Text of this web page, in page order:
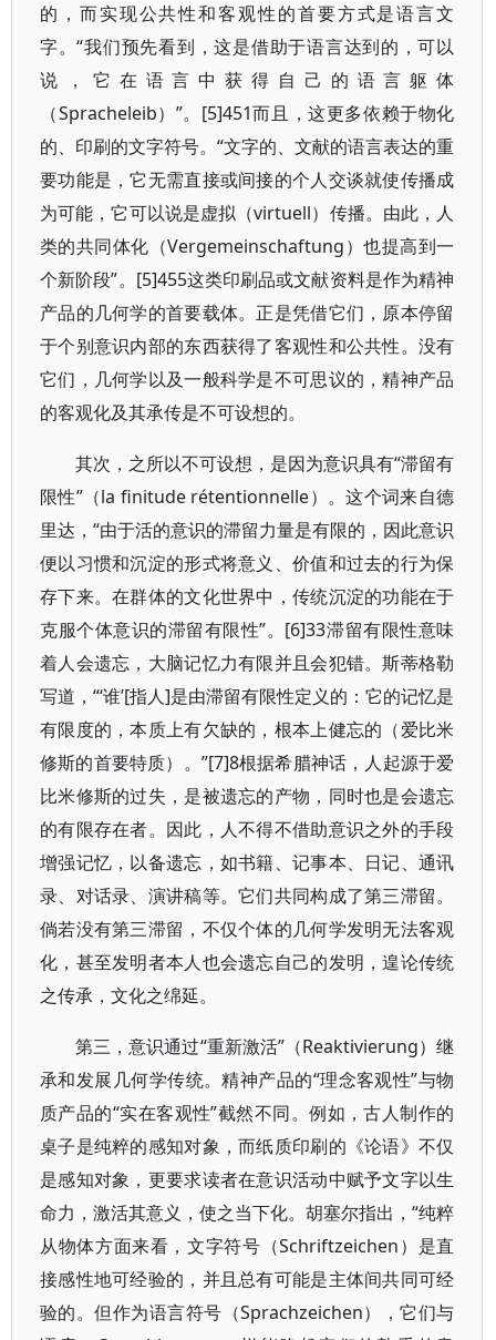
的，而实现公共性和客观性的首要方式是语言文
字。“我们预先看到，这是借助于语言达到的，可以
说，它在语言中获得自己的语言躯体
（Spracheleib）”。[5]451而且，这更多依赖于物化
的、印刷的文字符号。“文字的、文献的语言表达的重
要功能是，它无需直接或间接的个人交谈就使传播成
为可能，它可以说是虚拟（virtuell）传播。由此，人
类的共同体化（Vergemeinschaftung）也提高到一
个新阶段”。[5]455这类印刷品或文献资料是作为精神
产品的几何学的首要载体。正是凭借它们，原本停留
于个别意识内部的东西获得了客观性和公共性。没有
它们，几何学以及一般科学是不可思议的，精神产品
的客观化及其承传是不可设想的。
其次，之所以不可设想，是因为意识具有“滞留有
限性”（la finitude rétentionnelle）。这个词来自德
里达，“由于活的意识的滞留力量是有限的，因此意识
便以习惯和沉淀的形式将意义、价值和过去的行为保
存下来。在群体的文化世界中，传统沉淀的功能在于
克服个体意识的滞留有限性”。[6]33滞留有限性意味
着人会遗忘，大脑记忆力有限并且会犯错。斯蒂格勒
写道，“‘谁’[指人]是由滞留有限性定义的：它的记忆是
有限度的，本质上有欠缺的，根本上健忘的（爱比米
修斯的首要特质）。”[7]8根据希腊神话，人起源于爱
比米修斯的过失，是被遗忘的产物，同时也是会遗忘
的有限存在者。因此，人不得不借助意识之外的手段
增强记忆，以备遗忘，如书籍、记事本、日记、通讯
录、对话录、演讲稿等。它们共同构成了第三滞留。
倘若没有第三滞留，不仅个体的几何学发明无法客观
化，甚至发明者本人也会遗忘自己的发明，遑论传统
之传承，文化之绵延。
第三，意识通过“重新激活”（Reaktivierung）继
承和发展几何学传统。精神产品的“理念客观性”与物
质产品的“实在客观性”截然不同。例如，古人制作的
桌子是纯粹的感知对象，而纸质印刷的《论语》不仅
是感知对象，更要求读者在意识活动中赋予文字以生
命力，激活其意义，使之当下化。胡塞尔指出，“纯粹
从物体方面来看，文字符号（Schriftzeichen）是直
接感性地可经验的，并且总有可能是主体间共同可经
验的。但作为语言符号（Sprachzeichen），它们与